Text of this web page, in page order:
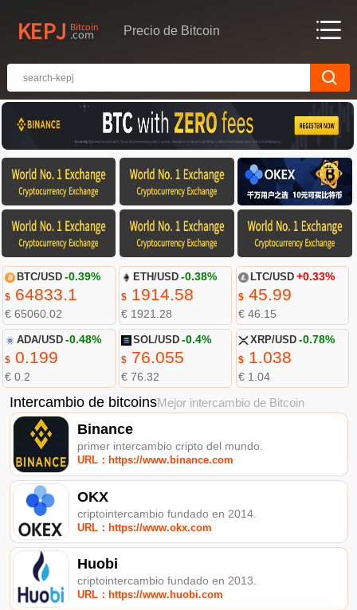
Precio de Bitcoin
BTC/USD -0.39%
$64833.1
€ 65060.02
ETH/USD -0.38%
$ 1914.58
€ 1921.28
LTC/USD +0.33%
$45.99
€ 46.15
ADA/USD -0.48%
$0.199
€ 0.2
SOL/USD -0.4%
$ 76.055
€ 76.32
XRP/USD -0.78%
$1.038
€ 1.04
Intercambio de bitcoinsMejor intercambio de Bitcoin
Binance
primer intercambio cripto del mundo.
URL：https://www.binance.com
OKX
criptointercambio fundado en 2014.
URL：https://www.okx.com
Huobi
criptointercambio fundado en 2013.
URL：https://www.huobi.com